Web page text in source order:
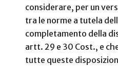
considerare, per un
tra le norme a tutela
completamento della
artt. 29 e 30 Cost., e
tutte queste